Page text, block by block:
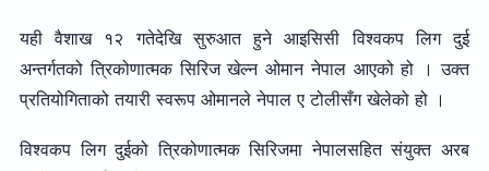
यही वैशाख १२ गतेदेखि सुरुआत हुने आइसिसी विश्वकप लिग दुई
अन्तर्गतको त्रिकोणात्मक सिरिज खेल्न ओमान नेपाल आएको हो । उक्त
प्रतियोगिताको तयारी स्वरूप ओमानले नेपाल ए टोलीसँग खेलेको हो ।
विश्वकप लिग दुईको त्रिकोणात्मक सिरिजमा नेपालसहित संयुक्त अरब